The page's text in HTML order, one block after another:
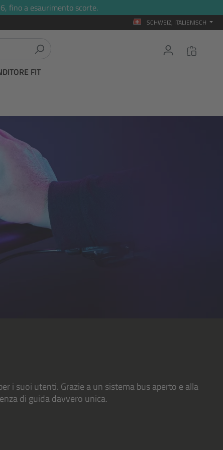
fino a esaurimento scorte.
SCHWEIZ, ITALIENISCH
FIT
i suoi utenti. Grazie a un sistema bus aperto e alla
di guida davvero unica.